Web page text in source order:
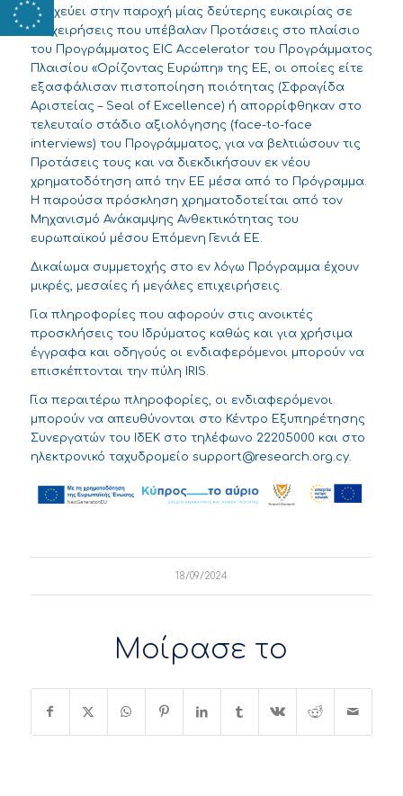
στοχεύει στην παροχή μίας δεύτερης ευκαιρίας σε
επιχειρήσεις που υπέβαλαν Προτάσεις στο πλαίσιο
του Προγράμματος EIC Accelerator του Προγράμματος
Πλαισίου «Ορίζοντας Ευρώπη» της ΕΕ, οι οποίες είτε
εξασφάλισαν πιστοποίηση ποιότητας (Σφραγίδα
Αριστείας – Seal of Excellence) ή απορρίφθηκαν στο
τελευταίο στάδιο αξιολόγησης (face-to-face
interviews) του Προγράμματος, για να βελτιώσουν τις
Προτάσεις τους και να διεκδικήσουν εκ νέου
χρηματοδότηση από την ΕΕ μέσα από το Πρόγραμμα.
H παρούσα πρόσκληση χρηματοδοτείται από τον
Μηχανισμό Ανάκαμψης Ανθεκτικότητας του
ευρωπαϊκού μέσου Επόμενη Γενιά ΕΕ.
Δικαίωμα συμμετοχής στο εν λόγω Πρόγραμμα έχουν
μικρές, μεσαίες ή μεγάλες επιχειρήσεις.
Για πληροφορίες που αφορούν στις ανοικτές
προσκλήσεις του Ιδρύματος καθώς και για χρήσιμα
έγγραφα και οδηγούς οι ενδιαφερόμενοι μπορούν να
επισκέπτονται την πύλη IRIS.
Για περαιτέρω πληροφορίες, οι ενδιαφερόμενοι
μπορούν να απευθύνονται στο Κέντρο Εξυπηρέτησης
Συνεργατών του ΙδΕΚ στο τηλέφωνο 22205000 και στο
ηλεκτρονικό ταχυδρομείο support@research.org.cy.
18/09/2024
Μοίρασε το